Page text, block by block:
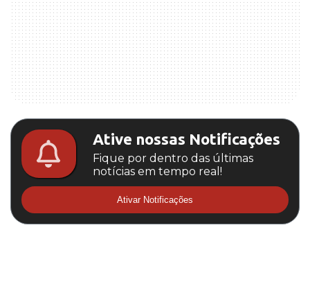
Ative nossas Notificações
Fique por dentro das últimas
notícias em tempo real!
Ativar Notificações